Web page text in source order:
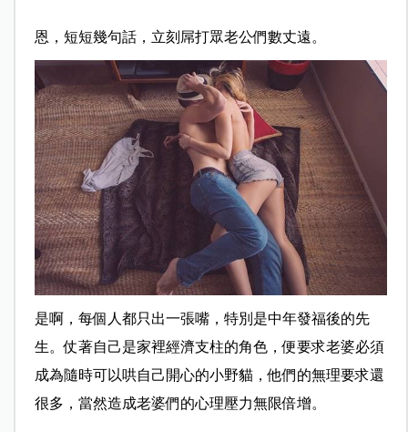
恩，短短幾句話，立刻屌打眾老公們數丈遠。
是啊，每個人都只出一張嘴，特別是中年發福後的先
生。仗著自己是家裡經濟支柱的角色，便要求老婆必須
成為隨時可以哄自己開心的小野貓，他們的無理要求還
很多，當然造成老婆們的心理壓力無限倍增。